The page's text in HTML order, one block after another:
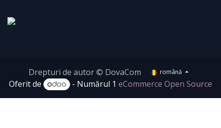
Drepturi de autor © DovaCom română
Oferit de - Numărul 1eCommerce Open Source